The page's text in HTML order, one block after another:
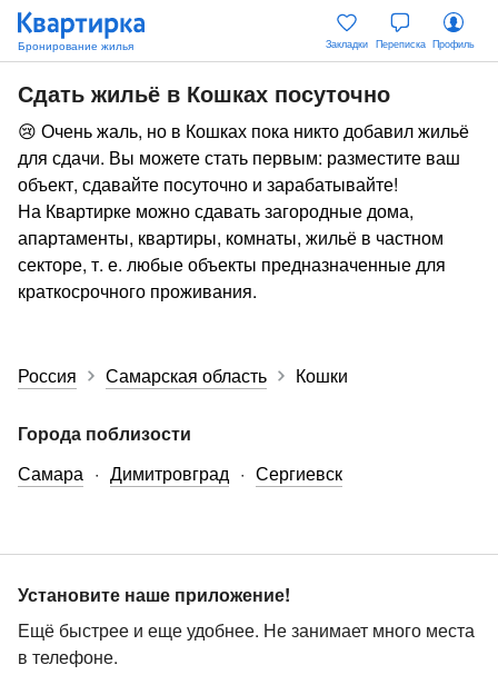
Закладки Переписка Профиль
Сдать жильё в Кошках посуточно
😢 Очень жаль, но в Кошках пока никто добавил жильё
для сдачи. Вы можете стать первым: разместите ваш
объект, сдавайте посуточно и зарабатывайте!
На Квартирке можно сдавать загородные дома,
апартаменты, квартиры, комнаты, жильё в частном
секторе, т. е. любые объекты предназначенные для
краткосрочного проживания.
Россия Самарская область Кошки
Города поблизости
Самара
Димитровград Сергиевск
Установите наше приложение!
Ещё быстрее и еще удобнее. Не занимает много места
в телефоне.